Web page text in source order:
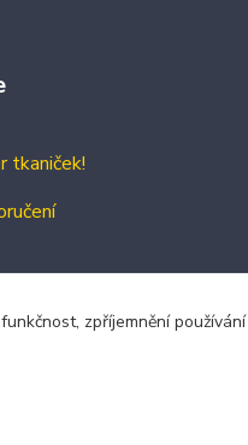
tkaniček!
zpříjemnění